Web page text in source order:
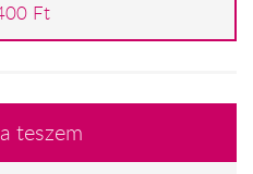
Ft
teszem